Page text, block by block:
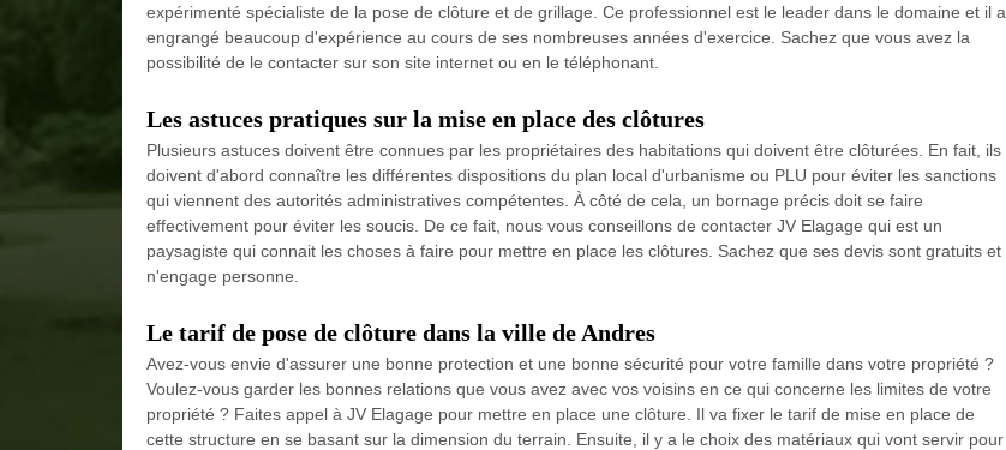
expérimenté spécialiste de la pose de clôture et de grillage. Ce professionnel est le leader dans le domaine et il a
engrangé beaucoup d'expérience au cours de ses nombreuses années d'exercice. Sachez que vous avez la
possibilité de le contacter sur son site internet ou en le téléphonant.
Les astuces pratiques sur la mise en place des clôtures
Plusieurs astuces doivent être connues par les propriétaires des habitations qui doivent être clôturées. En fait, ils
doivent d'abord connaître les différentes dispositions du plan local d'urbanisme ou PLU pour éviter les sanctions
qui viennent des autorités administratives compétentes. À côté de cela, un bornage précis doit se faire
effectivement pour éviter les soucis. De ce fait, nous vous conseillons de contacter JV Elagage qui est un
paysagiste qui connait les choses à faire pour mettre en place les clôtures. Sachez que ses devis sont gratuits et
n'engage personne.
Le tarif de pose de clôture dans la ville de Andres
Avez-vous envie d'assurer une bonne protection et une bonne sécurité pour votre famille dans votre propriété ?
Voulez-vous garder les bonnes relations que vous avez avec vos voisins en ce qui concerne les limites de votre
propriété ? Faites appel à JV Elagage pour mettre en place une clôture. Il va fixer le tarif de mise en place de
cette structure en se basant sur la dimension du terrain. Ensuite, il y a le choix des matériaux qui vont servir pour